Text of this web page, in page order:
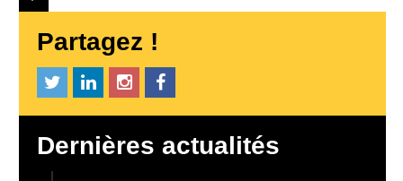
Partagez !
Dernières actualités